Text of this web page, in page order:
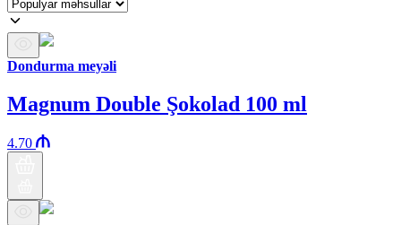
Dondurma meyəli
Magnum Double Şokolad 100 ml
4.70